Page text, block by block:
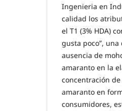
Ingenieria en
calidad los
el T1 (3% HDA)
gusta poco”,
ausencia de
amaranto en la
concentración
amaranto en
consumidores,